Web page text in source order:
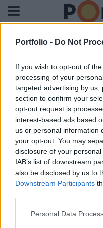
Portfolio - Do Not
If you wish to opt-out of
processing of your
targeted advertising by
section to confirm your
opt-out request is
interest-based ads based
us or personal information
your opt-out. You may
disclosure of your
IAB’s list of downstream
also be disclosed by us to
Downstream Participants
Personal Data
ELŐFIZETŐI TARTALOM
K&H: unalmas
K&H Alapkezelő
2017. május 31. 17:19
K&H Alapkezelő:
tőzsdék messze a
felmutatni. A mögöttes
vártnál jobb gazdasági
Államok gyengébb első